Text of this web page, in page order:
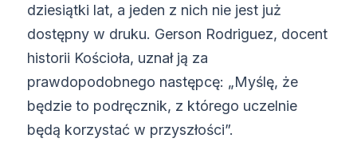
dziesiątki lat, a jeden z nich nie jest już
dostępny w druku. Gerson Rodriguez, docent
historii Kościoła, uznał ją za
prawdopodobnego następcę: „Myślę, że
będzie to podręcznik, z którego uczelnie
będą korzystać w przyszłości”.